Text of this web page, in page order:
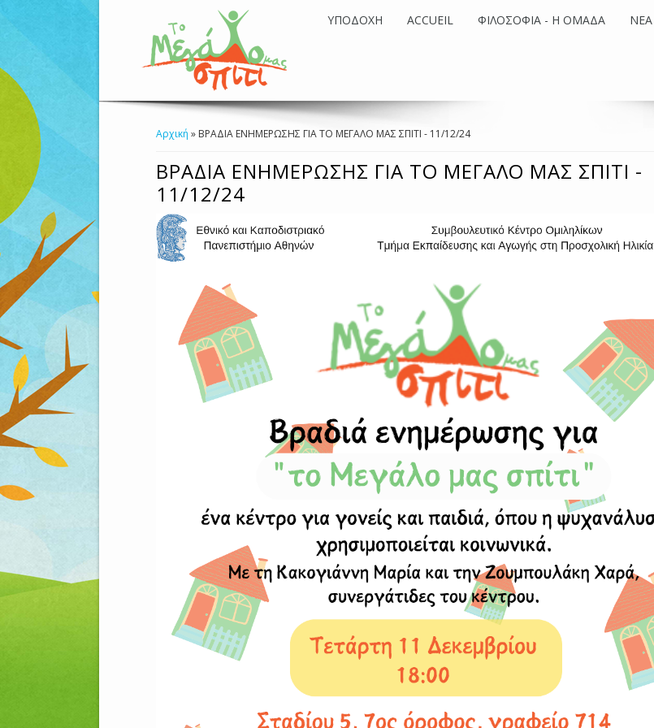
ΥΠΟΔΟΧΗ ACCUEIL ΦΙΛΟΣΟΦΙΑ - Η ΟΜΑΔΑ ΝΕΑ
Είστε Εδώ
Αρχική » ΒΡΑΔΙΑ ΕΝΗΜΕΡΩΣΗΣ ΓΙΑ ΤΟ ΜΕΓΑΛΟ ΜΑΣ ΣΠΙΤΙ - 11/12/24
ΒΡΑΔΙΑ ΕΝΗΜΕΡΩΣΗΣ ΓΙΑ ΤΟ ΜΕΓΑΛΟ ΜΑΣ ΣΠΙΤΙ -
11/12/24